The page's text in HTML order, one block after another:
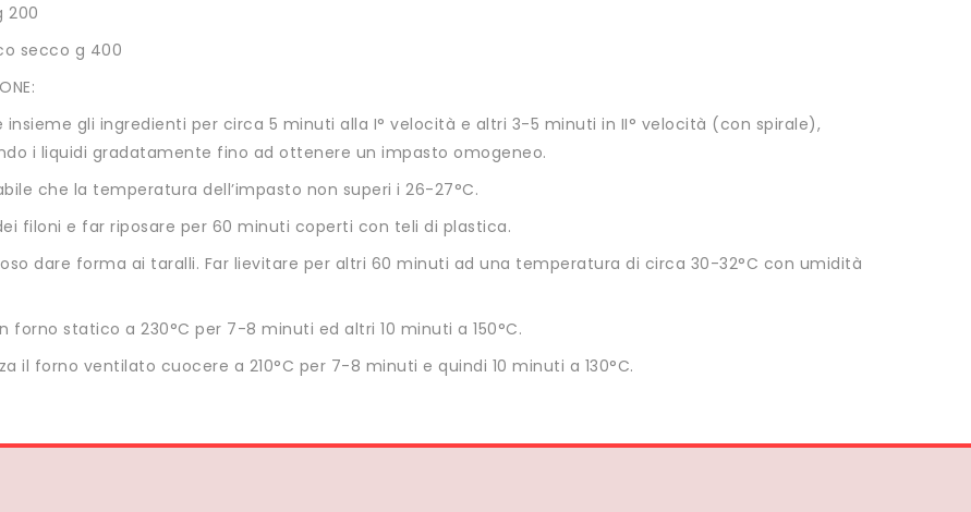
200
secco g 400
insieme gli ingredienti per circa 5 minuti alla I° velocità e altri 3-5 minuti in II° velocità (con spirale),
i liquidi gradatamente fino ad ottenere un impasto omogeneo.
che la temperatura dell’impasto non superi i 26-27°C.
filoni e far riposare per 60 minuti coperti con teli di plastica.
dare forma ai taralli. Far lievitare per altri 60 minuti ad una temperatura di circa 30-32°C con umidità
forno statico a 230°C per 7-8 minuti ed altri 10 minuti a 150°C.
il forno ventilato cuocere a 210°C per 7-8 minuti e quindi 10 minuti a 130°C.